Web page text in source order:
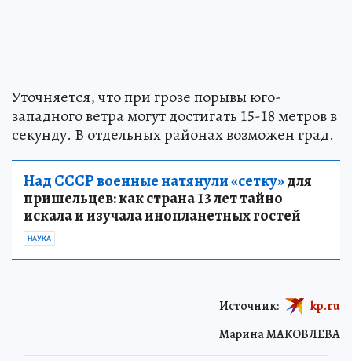
Уточняется, что при грозе порывы юго-
западного ветра могут достигать 15-18 метров в
секунду. В отдельных районах возможен град.
Над СССР военные натянули «сетку»для
пришельцев: как страна 13 лет тайно
искала и изучала инопланетных гостей
НАУКА
Марина МАКОВЛЕВА
Источник: kp.ru